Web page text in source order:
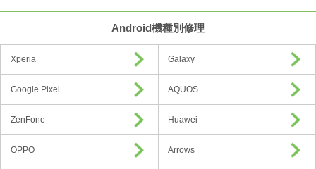
Android機種別修理
Xperia Galaxy
Google Pixel AQUOS
ZenFone Huawei
OPPO Arrows